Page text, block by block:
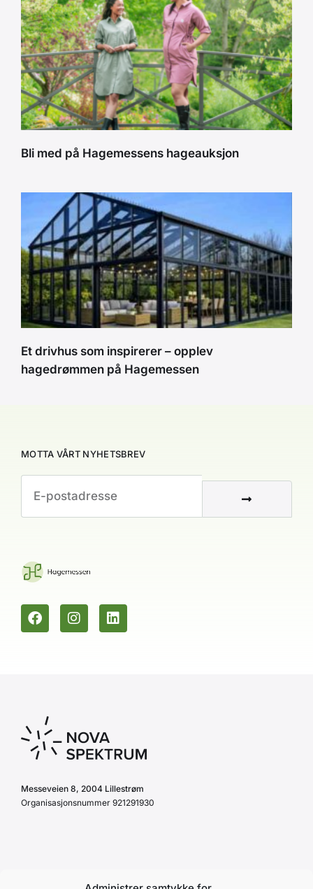
Bli med på Hagemessens hageauksjon
Et drivhus som inspirerer – opplev
hagedrømmen på Hagemessen
MOTTA VÅRT NYHETSBREV
Messeveien 8, 2004 Lillestrøm
Organisasjonsnummer 921291930